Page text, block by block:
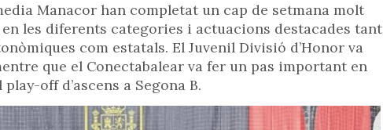
Manacor han completat un cap de setmana molt
les diferents categories i actuacions destacades tant
com estatals. El Juvenil Divisió d’Honor va
que el Conectabalear va fer un pas important en
off d’ascens a Segona B.